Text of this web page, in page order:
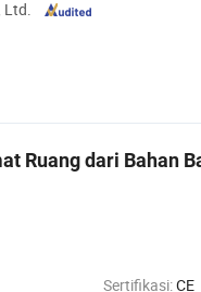
Ltd.
Ruang dari Bahan
Sertifikasi:CE